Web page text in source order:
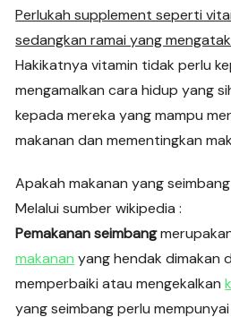
Perlukah supplement seperti
sedangkan ramai yang
Hakikatnya vitamin tidak perlu
mengamalkan cara hidup yang
kepada mereka yang mampu
makanan dan mementingkan
Apakah makanan yang
Melalui sumber wikipedia :
Pemakanan seimbang
makanan yang hendak dimakan
memperbaiki atau mengekalkan
yang seimbang perlu